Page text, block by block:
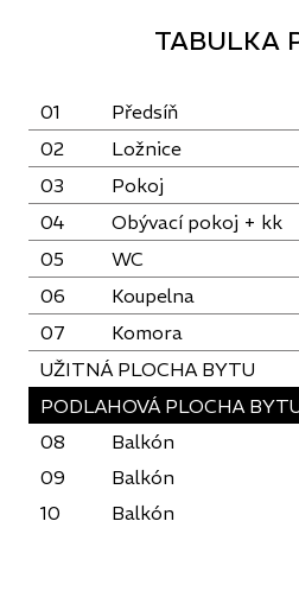
TABULKA
01 Předsíň
02 Ložnice
03 Pokoj
04 Obývací pokoj + kk
05 WC
06 Koupelna
07 Komora
UŽITNÁ PLOCHA BYTU
PODLAHOVÁ PLOCHA
08 Balkón
09 Balkón
10 Balkón